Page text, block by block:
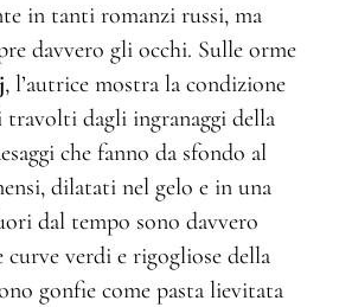
in tanti romanzi russi, ma
davvero gli occhi. Sulle orme
, l’autrice mostra la condizione
dagli ingranaggi della
che fanno da sfondo al
dilatati nel gelo e in una
dal tempo sono davvero
curve verdi e rigogliose della
gonfie come pasta lievitata